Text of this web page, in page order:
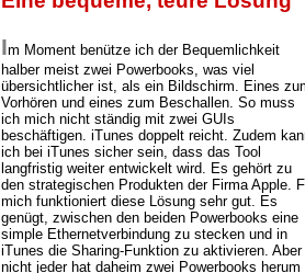
Im Moment benütze ich der Bequemlichkeit
halber meist zwei Powerbooks, was viel
übersichtlicher ist, als ein Bildschirm. Eines
Vorhören und eines zum Beschallen. So muss
ich mich nicht ständig mit zwei GUIs
beschäftigen. iTunes doppelt reicht. Zudem
ich bei iTunes sicher sein, dass das Tool
langfristig weiter entwickelt wird. Es gehört zu
den strategischen Produkten der Firma Apple.
mich funktioniert diese Lösung sehr gut. Es
genügt, zwischen den beiden Powerbooks eine
simple Ethernetverbindung zu stecken und in
iTunes die Sharing-Funktion zu aktivieren. Aber
nicht jeder hat daheim zwei Powerbooks herum